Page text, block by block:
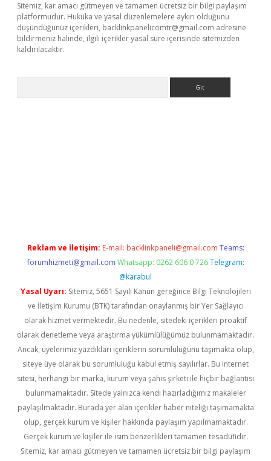
Sitemiz, kar amacı gütmeyen ve tamamen ücretsiz bir bilgi paylaşım
platformudur. Hukuka ve yasal düzenlemelere aykırı olduğunu
düşündüğünüz içerikleri, backlinkpanelicomtr@gmail.com adresine
bildirmeniz halinde, ilgili içerikler yasal süre içerisinde sitemizden
kaldırılacaktır.
Reklam ve İletişim: E-mail: backlinkpaneli@gmail.com Teams:
forumhizmeti@gmail.com Whatsapp: 0262 606 0 726 Telegram:
@karabul
Yasal Uyarı: Sitemiz, 5651 Sayılı Kanun gereğince Bilgi Teknolojileri
ve İletişim Kurumu (BTK) tarafından onaylanmış bir Yer Sağlayıcı
olarak hizmet vermektedir. Bu nedenle, sitedeki içerikleri proaktif
olarak denetleme veya araştırma yükümlülüğümüz bulunmamaktadır.
Ancak, üyelerimiz yazdıkları içeriklerin sorumluluğunu taşımakta olup,
siteye üye olarak bu sorumluluğu kabul etmiş sayılırlar. Bu internet
sitesi, herhangi bir marka, kurum veya şahıs şirketi ile hiçbir bağlantısı
bulunmamaktadır. Sitede yalnızca kendi hazırladığımız makaleler
paylaşılmaktadır. Burada yer alan içerikler haber niteliği taşımamakta
olup, gerçek kurum ve kişiler hakkında paylaşım yapılmamaktadır.
Gerçek kurum ve kişiler ile isim benzerlikleri tamamen tesadüfidir.
Sitemiz, kar amacı gütmeyen ve tamamen ücretsiz bir bilgi paylaşım